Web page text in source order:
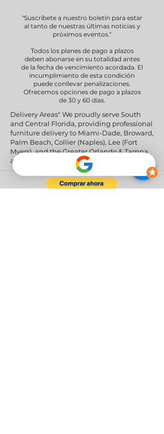
"Suscríbete a nuestro boletín para estar
al tanto de nuestras últimas noticias y
próximos eventos."
Todos los planes de pago a plazos
deben abonarse en su totalidad antes
de la fecha de vencimiento acordada. El
incumplimiento de esta condición
puede conllevar penalizaciones.
Ofrecemos opciones de pago a plazos
de 30 y 60 días.
Delivery Areas" We proudly serve South
and Central Florida, providing professional
furniture delivery to Miami-Dade, Broward,
Palm Beach, Collier (Naples), Lee (Fort
Myers), and the Greater Orlando & Tampa
areas.